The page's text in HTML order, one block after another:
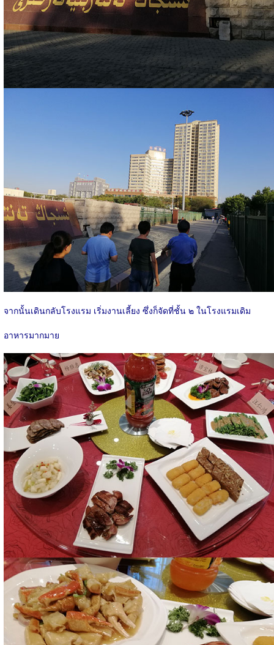
จากนั้นเดินกลับโรงแรม เริ่มงานเลี้ยง ซึ่งก็จัดที่ชั้น ๒ ในโรงแรมเดิม
อาหารมากมาย